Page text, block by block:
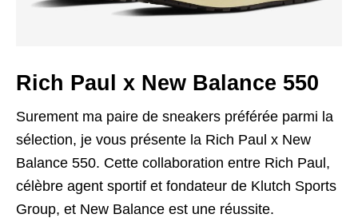
Rich Paul x New Balance 550
Surement ma paire de sneakers préférée parmi la
sélection, je vous présente la Rich Paul x New
Balance 550. Cette collaboration entre Rich Paul,
célèbre agent sportif et fondateur de Klutch Sports
Group, et New Balance est une réussite.